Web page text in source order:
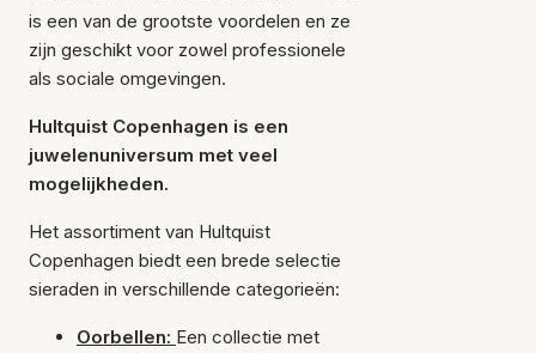
is een van de grootste voordelen en ze
zijn geschikt voor zowel professionele
als sociale omgevingen.
Hultquist Copenhagen is een
juwelenuniversum met veel
mogelijkheden.
Het assortiment van Hultquist
Copenhagen biedt een brede selectie
sieraden in verschillende categorieën:
Oorbellen: Een collectie met